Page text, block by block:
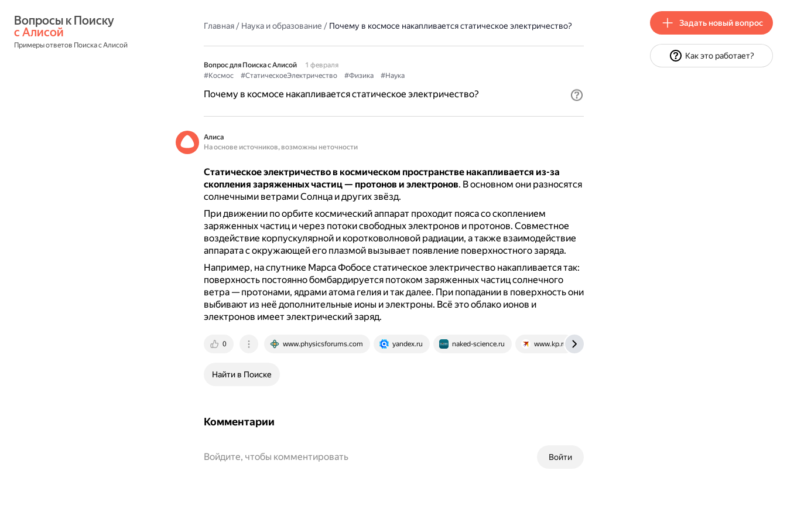
с Алисой
Примеры ответов Поиска с Алисой
Главная/ Наука и образование / Почему в космосе накапливается статическое электричество?
Вопрос для Поиска с Алисой
1 февраля
#Космос
#СтатическоеЭлектричество #Физика #Наука
Почему в космосе накапливается статическое электричество?
Алиса
На основе источников, возможны неточности
Статическое электричество в космическом пространстве накапливается из-за
скопления заряженных частиц — протонов и электронов. В основном они разносятся
солнечными ветрами Солнца и других звёзд.
При движении по орбите космический аппарат проходит пояса со скоплением
заряженных частиц и через потоки свободных электронов и протонов. Совместное
воздействие корпускулярной и коротковолновой радиации, а также взаимодействие
аппарата с окружающей его плазмой вызывает появление поверхностного заряда.
Например, на спутнике Марса Фобосе статическое электричество накапливается так:
поверхность постоянно бомбардируется потоком заряженных частиц солнечного
ветра — протонами, ядрами атома гелия и так далее. При попадании в поверхность они
выбивают из неё дополнительные ионы и электроны. Всё это облако ионов и
электронов имеет электрический заряд.
0 www.physicsforums.com yandex.ru naked-science.ru www.kp.ru
Найти в Поиске
Комментарии
Войти
Войдите, чтобы комментировать
Задать новый вопрос
Как это работает?